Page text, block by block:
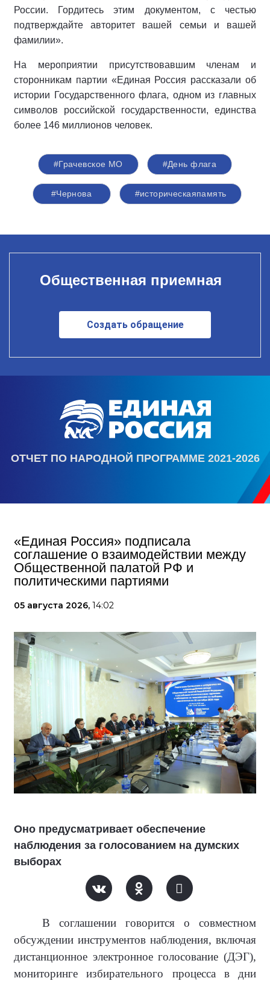
России. Гордитесь этим документом, с честью
подтверждайте авторитет вашей семьи и вашей
фамилии».
На мероприятии присутствовавшим членам и
сторонникам партии «Единая Россия рассказали об
истории Государственного флага, одном из главных
символов российской государственности, единства
более 146 миллионов человек.
#Грачевское МО #День флага
#Чернова #историческаяпамять
Общественная приемная
Создать обращение
ОТЧЕТ ПО НАРОДНОЙ ПРОГРАММЕ 2021-2026
«Единая Россия» подписала
соглашение о взаимодействии между
Общественной палатой РФ и
политическими партиями
05 августа 2026, 14:02
Оно предусматривает обеспечение
наблюдения за голосованием на думских
выборах
В соглашении говорится о совместном
обсуждении инструментов наблюдения, включая
дистанционное электронное голосование (ДЭГ),
мониторинге избирательного процесса в дни